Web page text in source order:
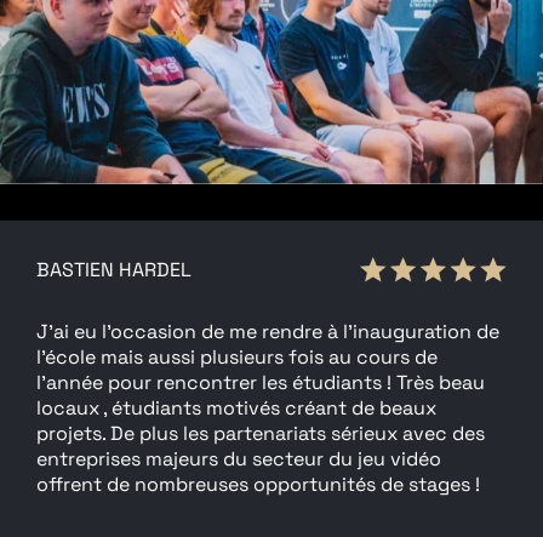
BASTIEN HARDEL
J’ai eu l’occasion de me rendre à l’inauguration de
l’école mais aussi plusieurs fois au cours de
l’année pour rencontrer les étudiants ! Très beau
locaux , étudiants motivés créant de beaux
projets. De plus les partenariats sérieux avec des
entreprises majeurs du secteur du jeu vidéo
offrent de nombreuses opportunités de stages !